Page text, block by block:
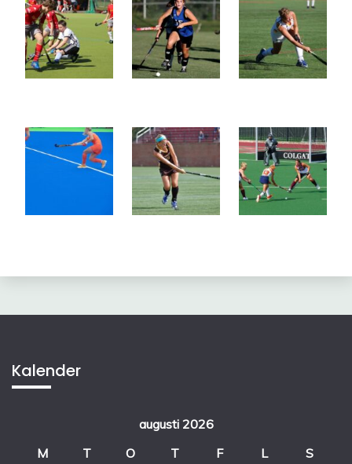
Kalender
augusti 2026
M
T O T F L
S